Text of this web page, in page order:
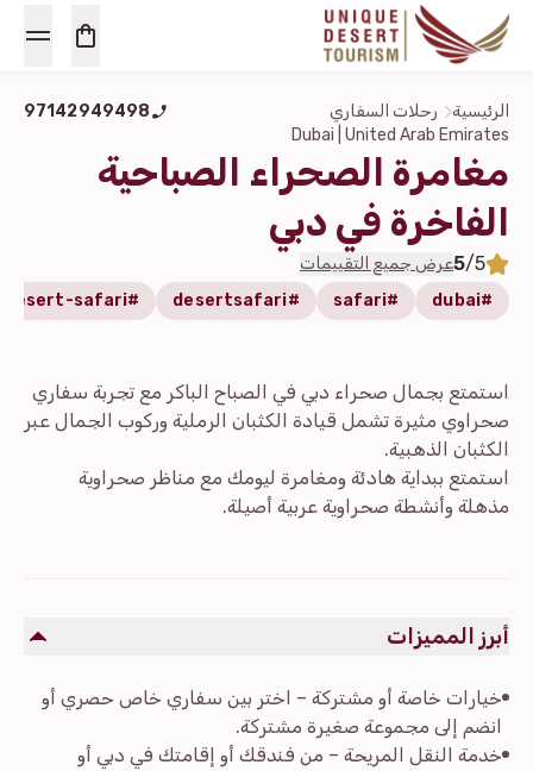
الرئيسية رحلات السفاري
97142949498
Dubai | United Arab Emirates
مغامرة الصحراء الصباحية
الفاخرة في دبي
5/5 عرض جميع التقييمات
#dubai
#safari
#desertsafari
#desert-safari
استمتع بجمال صحراء دبي في الصباح الباكر مع تجربة سفاري
صحراوي مثيرة تشمل قيادة الكثبان الرملية وركوب الجمال عبر
الكثبان الذهبية.
استمتع ببداية هادئة ومغامرة ليومك مع مناظر صحراوية
مذهلة وأنشطة صحراوية عربية أصيلة.
أبرز المميزات
خيارات خاصة أو مشتركة – اختر بين سفاري خاص حصري أو
انضم إلى مجموعة صغيرة مشتركة.
خدمة النقل المريحة – من فندقك أو إقامتك في دبي أو